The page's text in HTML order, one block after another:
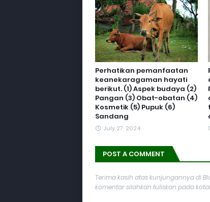
Perhatikan pemanfaatan
keanekaragaman hayati
berikut. (1) Aspek budaya (2)
Pangan (3) Obat-obatan (4)
Kosmetik (5) Pupuk (6)
Sandang
July 27, 2024
POST A COMMENT
Terima kasih atas kunjungannya di
komentar silahkan tuliskan pada